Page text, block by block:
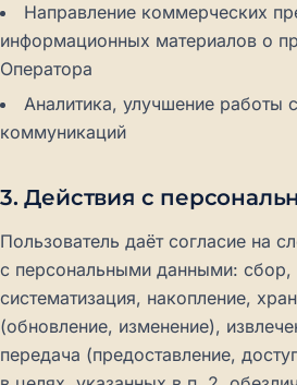
Направление коммерческих
информационных материалов о
Оператора
Аналитика, улучшение работы
коммуникаций
3. Действия с
Пользователь даёт согласие на
с персональными данными: сбор,
систематизация, накопление,
(обновление, изменение),
передача (предоставление,